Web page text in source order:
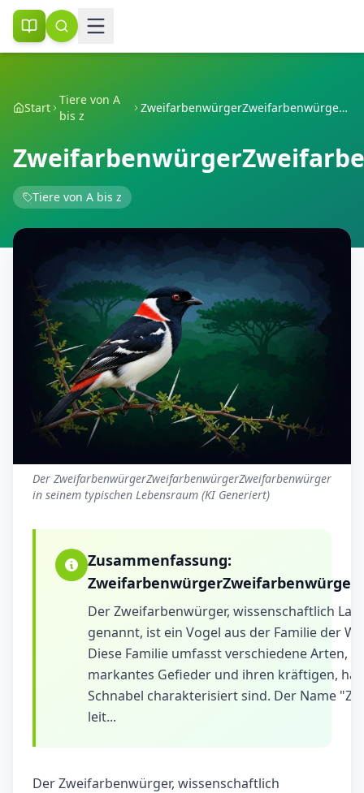
Start
Tiere von A
bis z
ZweifarbenwürgerZweifarbenwürgerZweifarbenwürger
Tiere von A bis z
Der ZweifarbenwürgerZweifarbenwürgerZweifarbenwürger
in seinem typischen Lebensraum (KI Generiert)
Zusammenfassung:
Der Zweifarbenwürger, wissenschaftlich
genannt, ist ein Vogel aus der Familie der
Diese Familie umfasst verschiedene Arten,
markantes Gefieder und ihren kräftigen,
Schnabel charakterisiert sind. Der Name
leit...
Der Zweifarbenwürger, wissenschaftlich